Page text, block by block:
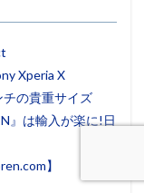
Xperia X
の貴重サイズ
』は輸入が楽に!日
】